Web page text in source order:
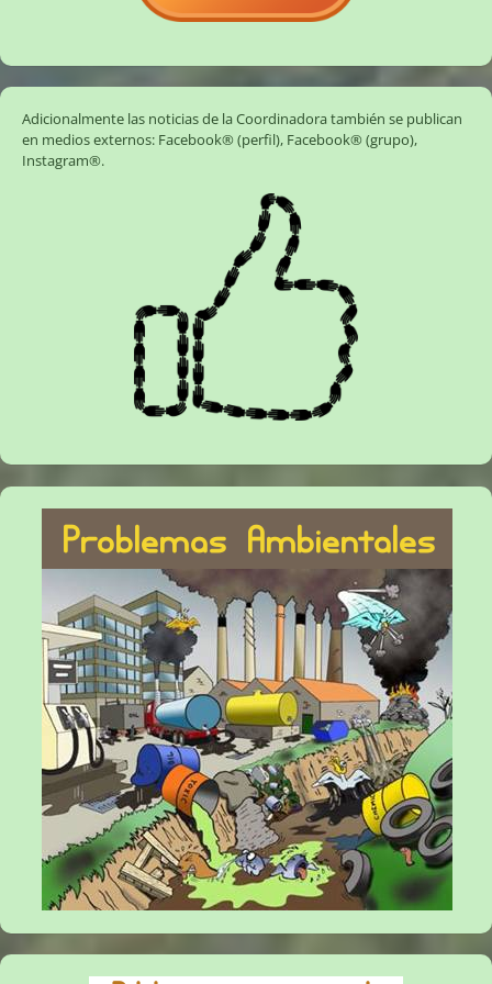
Adicionalmente las noticias de la Coordinadora también se publican
en medios externos: Facebook® (perfil), Facebook® (grupo),
Instagram®.